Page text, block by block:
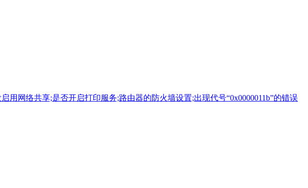
网络共享;是否开启打印服务;路由器的防火墙设置;出现代号“0x0000011b”的错误